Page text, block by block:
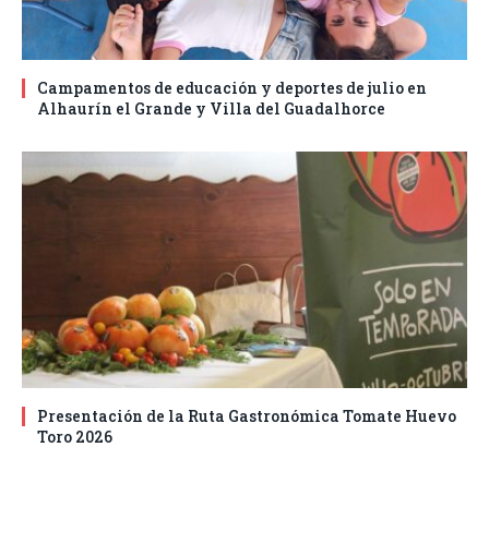
Campamentos de educación y deportes de julio en
Alhaurín el Grande y Villa del Guadalhorce
Presentación de la Ruta Gastronómica Tomate Huevo
Toro 2026